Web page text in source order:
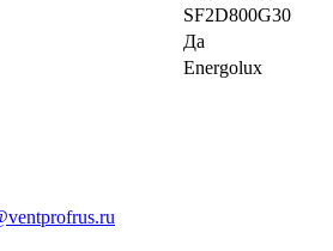
SF2D800G30
Да
Energolux